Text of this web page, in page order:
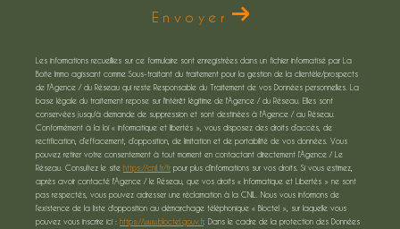
Envoyer
Les informations recueillies sur ce formulaire sont enregistrées dans un fichier informatisé par La
Boite Immo agissant comme Sous-traitant du traitement pour la gestion de la clientèle/prospects
de l'Agence / du Réseau qui reste Responsable du Traitement de vos Données personnelles. La
base légale du traitement repose sur l'intérêt légitime de l'Agence / du Réseau. Elles sont
conservées jusqu'à demande de suppression et sont destinées à l'Agence / au Réseau.
Conformément à la loi « informatique et libertés », vous disposez des droits d’accès, de
rectification, d’effacement, d’opposition, de limitation et de portabilité de vos données. Vous
pouvez retirer votre consentement à tout moment en contactant directement l’Agence / Le
Réseau. Consultez le site https://cnil.fr/fr pour plus d’informations sur vos droits. Si vous estimez,
après avoir contacté l'Agence / le Réseau, que vos droits « Informatique et Libertés » ne sont
pas respectés, vous pouvez adresser une réclamation à la CNIL. Nous vous informons de
l’existence de la liste d'opposition au démarchage téléphonique « Bloctel », sur laquelle vous
pouvez vous inscrire ici : https://www.bloctel.gouv.fr. Dans le cadre de la protection des Données